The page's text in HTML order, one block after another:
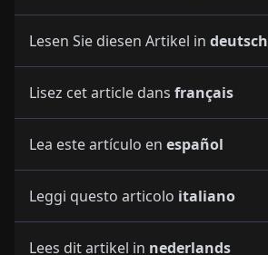
Lesen Sie diesen Artikel in deutsch
Lisez cet article dans français
Lea este artículo en español
Leggi questo articolo italiano
Lees dit artikel in nederlands